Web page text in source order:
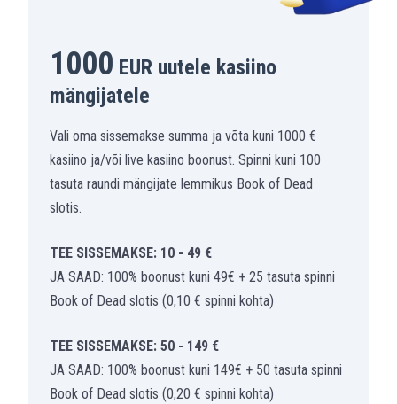
1000 EUR uutele kasiino
mängijatele
Vali oma sissemakse summa ja võta kuni 1000 €
kasiino ja/või live kasiino boonust. Spinni kuni 100
tasuta raundi mängijate lemmikus Book of Dead
slotis.
TEE SISSEMAKSE: 10 - 49 €
JA SAAD: 100% boonust kuni 49€ + 25 tasuta spinni
Book of Dead slotis (0,10 € spinni kohta)
TEE SISSEMAKSE: 50 - 149 €
JA SAAD: 100% boonust kuni 149€ + 50 tasuta spinni
Book of Dead slotis (0,20 € spinni kohta)